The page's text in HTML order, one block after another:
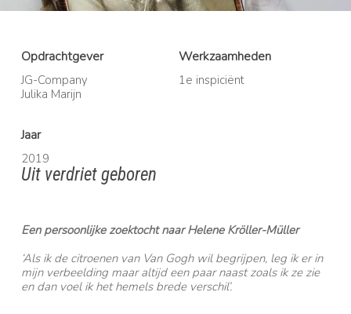
Opdrachtgever
JG-Company
Julika Marijn
Jaar
2019
Werkzaamheden
1e inspiciënt
Uit verdriet geboren
Een persoonlijke zoektocht naar Helene Kröller-Müller
‘Als ik de citroenen van Van Gogh wil begrijpen, leg ik er in
mijn verbeelding maar altijd een paar naast zoals ik ze zie
en dan voel ik het hemels brede verschil’.